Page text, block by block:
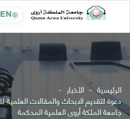
EN
الرئيسية الأخبار
جامعة الملكة أروى العلمية المحكمة